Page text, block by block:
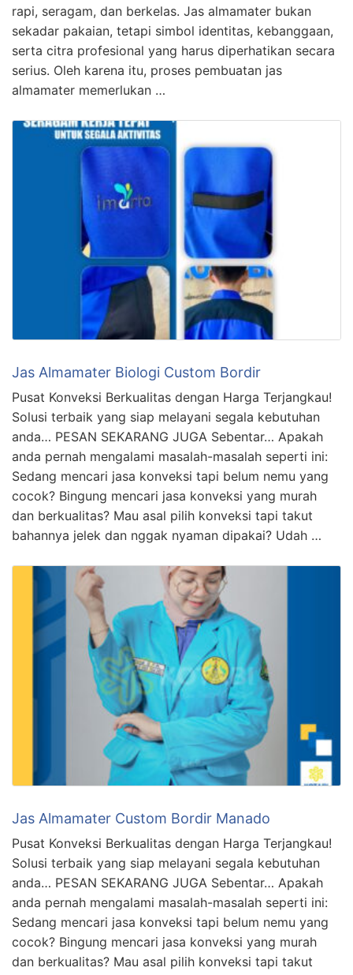
rapi, seragam, dan berkelas. Jas almamater bukan
sekadar pakaian, tetapi simbol identitas, kebanggaan,
serta citra profesional yang harus diperhatikan secara
serius. Oleh karena itu, proses pembuatan jas
almamater memerlukan …
Jas Almamater Biologi Custom Bordir
Pusat Konveksi Berkualitas dengan Harga Terjangkau!
Solusi terbaik yang siap melayani segala kebutuhan
anda… PESAN SEKARANG JUGA Sebentar… Apakah
anda pernah mengalami masalah-masalah seperti ini:
Sedang mencari jasa konveksi tapi belum nemu yang
cocok? Bingung mencari jasa konveksi yang murah
dan berkualitas? Mau asal pilih konveksi tapi takut
bahannya jelek dan nggak nyaman dipakai? Udah …
Jas Almamater Custom Bordir Manado
Pusat Konveksi Berkualitas dengan Harga Terjangkau!
Solusi terbaik yang siap melayani segala kebutuhan
anda… PESAN SEKARANG JUGA Sebentar… Apakah
anda pernah mengalami masalah-masalah seperti ini:
Sedang mencari jasa konveksi tapi belum nemu yang
cocok? Bingung mencari jasa konveksi yang murah
dan berkualitas? Mau asal pilih konveksi tapi takut